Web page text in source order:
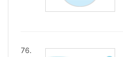
76.